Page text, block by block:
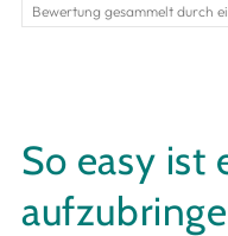
Bewertung gesammelt durch
So easy ist